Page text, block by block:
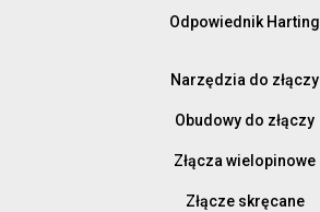
Odpowiednik Harting
Narzędzia do złączy
Obudowy do złączy
Złącza wielopinowe
Złącze skręcane